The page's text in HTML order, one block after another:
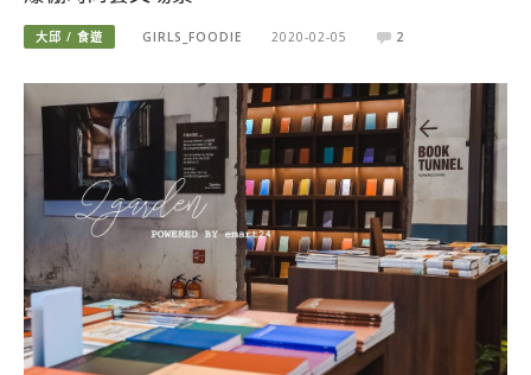
大邱 / 食遊 GIRLS_FOODIE 2020-02-05 2